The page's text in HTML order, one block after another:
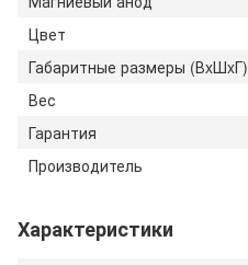
Цвет
Габаритные размеры (ВxШxГ)
Вес
Гарантия
Производитель
Характеристики